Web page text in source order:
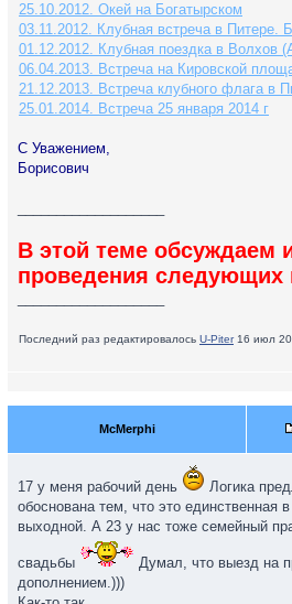
25.10.2012. Окей на Богатырском
03.11.2012. Клубная встреча в Питере.
01.12.2012. Клубная поездка в Волхов
06.04.2013. Встреча на Кировской
21.12.2013. Встреча клубного флага в
25.01.2014. Встреча 25 января 2014 г
С Уважением,
Борисович
В этой теме обсуждаем
проведения следующих
Последний раз редактировалось U-Piter16 июл
McMerphi
17 у меня рабочий день
Логика
обоснована тем, что это единственная
выходной. А 23 у нас тоже семейный
свадьбы
Думал, что выезд на
дополнением.)))